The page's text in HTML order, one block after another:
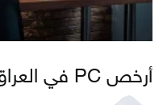
أرخص PC في العراق